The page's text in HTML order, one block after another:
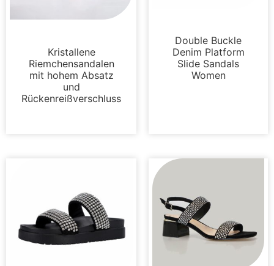
Kristallene
Riemchensandalen
mit hohem Absatz
und
Rückenreißverschluss
Double Buckle
Denim Platform
Slide Sandals
Women